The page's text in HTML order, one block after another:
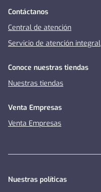
Contáctanos
Central de atención
Servicio de atención integral
Conoce nuestras tiendas
Nuestras tiendas
Venta Empresas
Venta Empresas
Nuestras políticas